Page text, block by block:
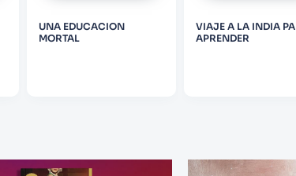
UNA EDUCACION
MORTAL
VIAJE A LA INDIA
APRENDER